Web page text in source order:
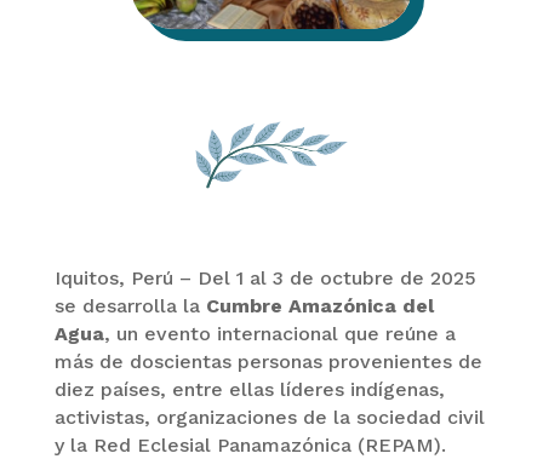
Iquitos, Perú – Del 1 al 3 de octubre de 2025
se desarrolla la Cumbre Amazónica del
Agua, un evento internacional que reúne a
más de doscientas personas provenientes de
diez países, entre ellas líderes indígenas,
activistas, organizaciones de la sociedad civil
y la Red Eclesial Panamazónica (REPAM).